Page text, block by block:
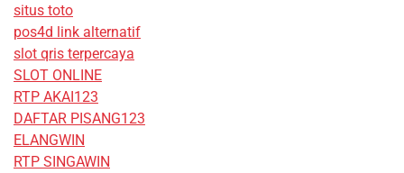
situs toto
pos4d link alternatif
slot qris terpercaya
SLOT ONLINE
RTP AKAI123
DAFTAR PISANG123
ELANGWIN
RTP SINGAWIN